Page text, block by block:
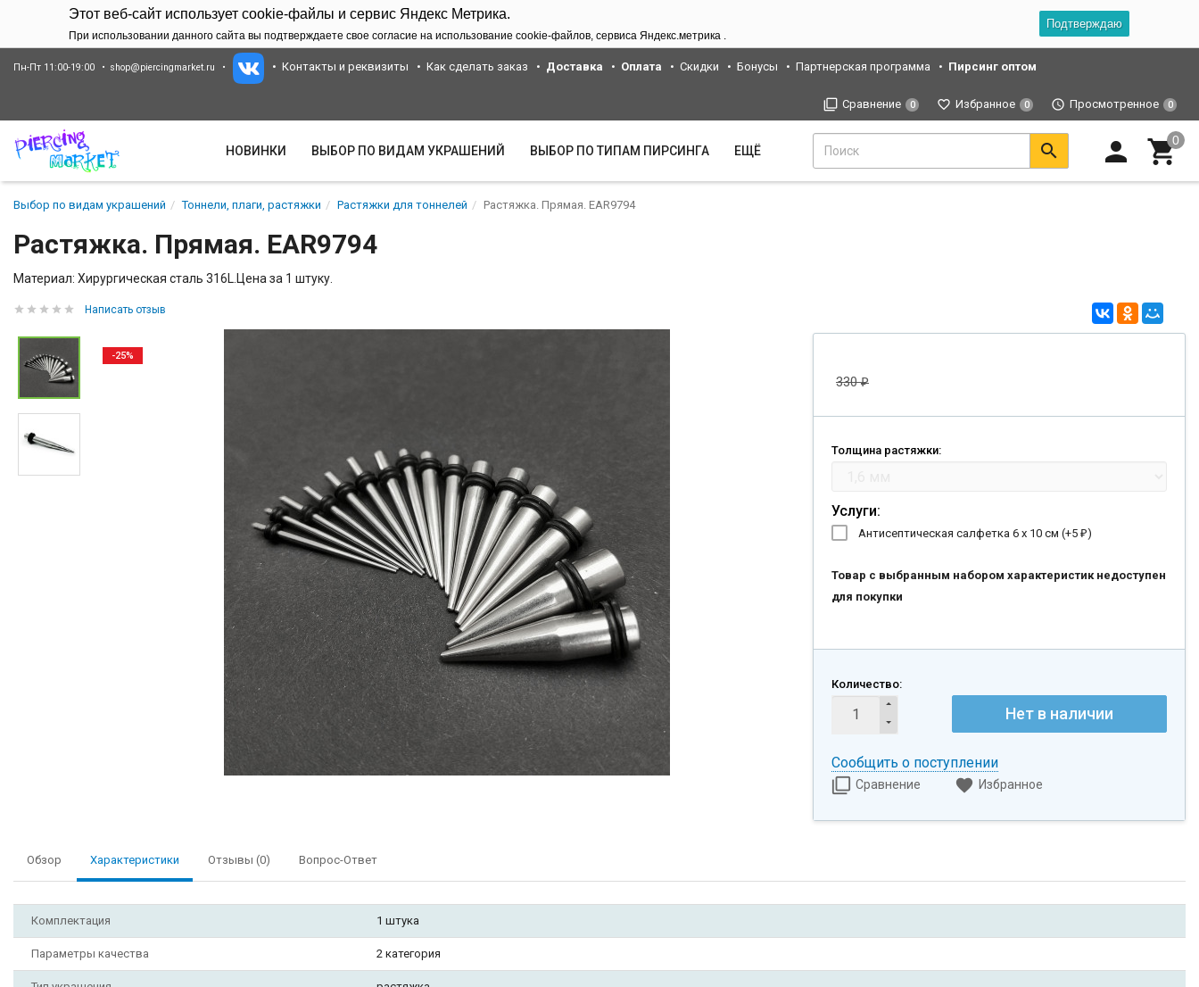
Этот веб-сайт использует cookie-файлы и сервис Яндекс Метрика.
При использовании данного сайта вы подтверждаете свое согласие на использование cookie-файлов, сервиса Яндекс.метрика .
Подтверждаю
Пн-Пт 11:00-19:00 shop@piercingmarket.ru Контакты и реквизиты Как сделать заказ Доставка Оплата Скидки Бонусы Партнерская программа Пирсинг оптом
Сравнение 0 Избранное 0 Просмотренное 0
НОВИНКИ ВЫБОР ПО ВИДАМ УКРАШЕНИЙ ВЫБОР ПО ТИПАМ ПИРСИНГА ЕЩЁ
Выбор по видам украшений Тоннели, плаги, растяжки Растяжки для тоннелей Растяжка. Прямая. EAR9794
Растяжка. Прямая. EAR9794
Материал: Хирургическая сталь 316L.Цена за 1 штуку.
Написать отзыв
-25%
330₽
Толщина растяжки:
Услуги:
Антисептическая салфетка 6 х 10 см (+5 ₽)
Товар с выбранным набором характеристик недоступен
для покупки
Количество:
Нет в наличии
Сообщить о поступлении
Сравнение Избранное
Обзор Характеристики Отзывы (0) Вопрос-Ответ
Комплектация 1 штука
Параметры качества 2 категория